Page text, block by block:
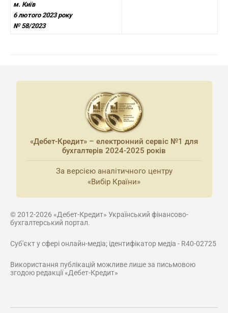
м. Київ
6 лютого 2023 року
№ 58/2023
«Дебет-Кредит» – електронний сервіс №1 для
бухгалтерів 2024-2025 років
За версією аналітичного центру
«Вибір Країни»
© 2012-2026 «Дебет-Кредит» Український фінансово-
бухгалтерський портал.
Суб'єкт у сфері онлайн-медіа; ідентифікатор медіа - R40-02725
Використання публікацій можливе лише за письмовою
згодою редакції «Дебет-Кредит»